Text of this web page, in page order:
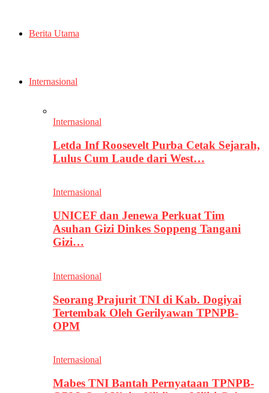
Berita Utama
Internasional
Internasional
Letda Inf Roosevelt Purba Cetak Sejarah,
Lulus Cum Laude dari West…
Internasional
UNICEF dan Jenewa Perkuat Tim
Asuhan Gizi Dinkes Soppeng Tangani
Gizi…
Internasional
Seorang Prajurit TNI di Kab. Dogiyai
Tertembak Oleh Gerilyawan TPNPB-
OPM
Internasional
Mabes TNI Bantah Pernyataan TPNPB-